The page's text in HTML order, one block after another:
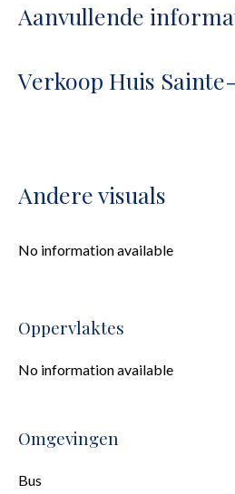
Aanvullende
Verkoop Huis
Andere visuals
No information available
Oppervlaktes
No information available
Omgevingen
Bus